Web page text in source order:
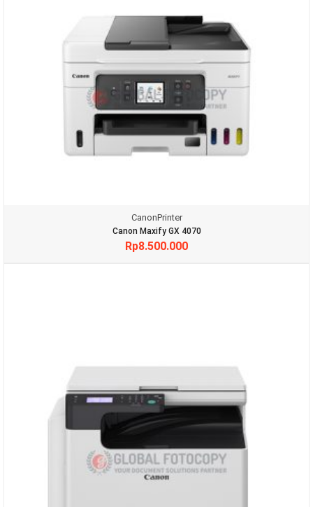
CanonPrinter
Canon Maxify GX 4070
Rp8.500.000